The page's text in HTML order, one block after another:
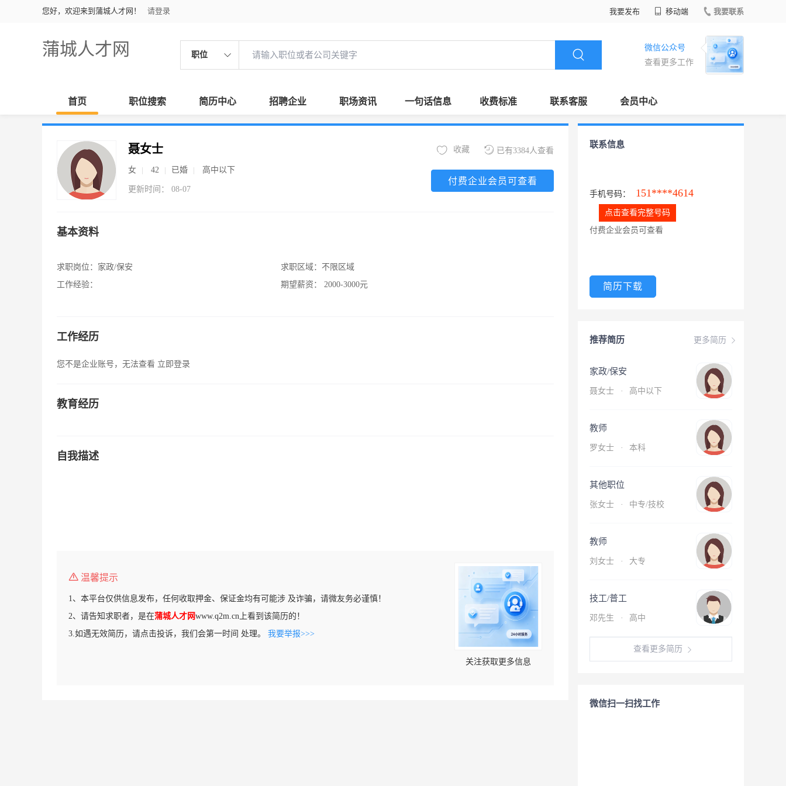
您好，欢迎来到蒲城人才网！ 请登录 我要发布 移动端 我要联系
蒲城人才网 职位
微信公众号
查看更多工作
首页 职位搜索 简历中心 招聘企业 职场资讯 一句话信息 收费标准 联系客服 会员中心
聂女士
女 42 已婚 高中以下
更新时间： 08-07
已有3384人查看
收藏
付费企业会员可查看
基本资料
求职岗位： 家政/保安
工作经验：
求职区域： 不限区域
期望薪资：
2000-3000元
工作经历
您不是企业账号，无法查看 立即登录
教育经历
自我描述
温馨提示
1、本平台仅供信息发布，任何收取押金、保证金均有可能涉 及诈骗，请微友务必谨慎！
2、请告知求职者，是在蒲城人才网www.q2m.cn上看到该简历的！
3.如遇无效简历，请点击投诉，我们会第一时间 处理。 我要举报>>>
关注获取更多信息
联系信息
手机号码： 151****4614
点击查看完整号码
付费企业会员可查看
简历下载
更多简历
推荐简历
家政/保安
聂女士 · 高中以下
教师
罗女士 · 本科
其他职位
张女士 · 中专/技校
教师
刘女士 · 大专
技工/普工
邓先生 · 高中
查看更多简历
微信扫一扫找工作